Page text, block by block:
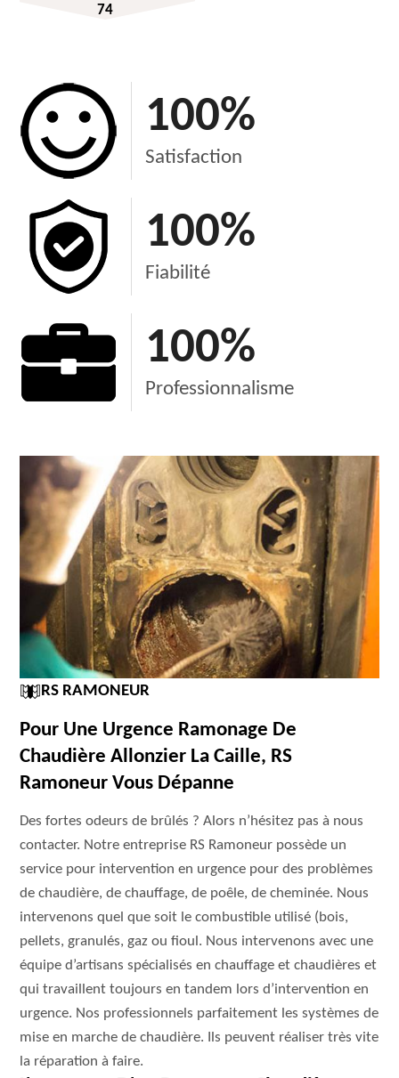
74
100%
Satisfaction
100%
Fiabilité
100%
Professionnalisme
RS RAMONEUR
Pour Une Urgence Ramonage De
Chaudière Allonzier La Caille, RS
Ramoneur Vous Dépanne
Des fortes odeurs de brûlés ? Alors n’hésitez pas à nous
contacter. Notre entreprise RS Ramoneur possède un
service pour intervention en urgence pour des problèmes
de chaudière, de chauffage, de poêle, de cheminée. Nous
intervenons quel que soit le combustible utilisé (bois,
pellets, granulés, gaz ou fioul. Nous intervenons avec une
équipe d’artisans spécialisés en chauffage et chaudières et
qui travaillent toujours en tandem lors d’intervention en
urgence. Nos professionnels parfaitement les systèmes de
mise en marche de chaudière. Ils peuvent réaliser très vite
la réparation à faire.